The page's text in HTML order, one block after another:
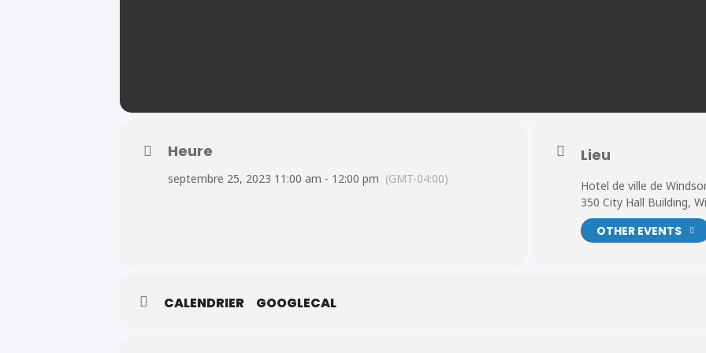
Heure
septembre 25, 2023 11:00 am - 12:00 pm (GMT-04:00)
Lieu
Hotel de ville de
350 City Hall Building,
OTHER EVENTS
CALENDRIER GOOGLECAL